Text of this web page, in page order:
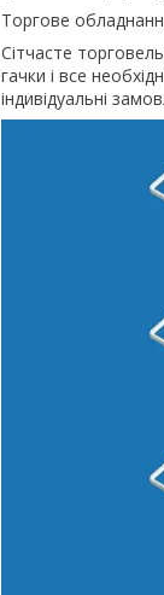
Торгове
Сітчасте
гачки і все
індивідуальні